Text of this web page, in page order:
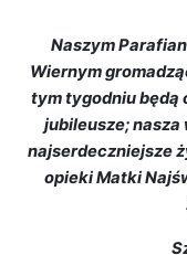
Naszym
Wiernym
tym tygodniu będą
jubileusze; nasza
najserdeczniejsze
opieki Matki